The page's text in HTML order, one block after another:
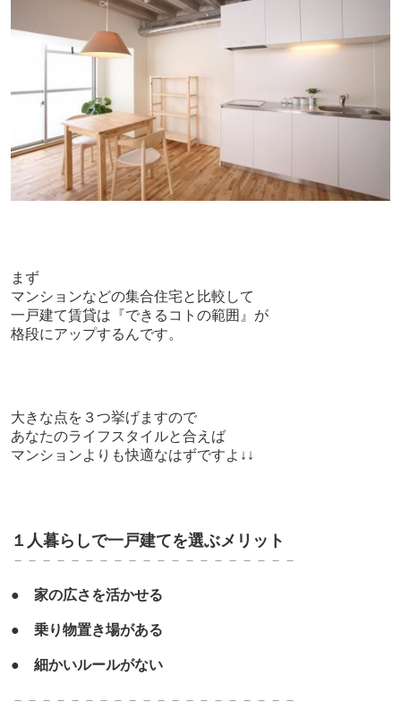
まず
マンションなどの集合住宅と比較して
一戸建て賃貸は『できるコトの範囲』が
格段にアップするんです。
大きな点を３つ挙げますので
あなたのライフスタイルと合えば
マンションよりも快適なはずですよ↓↓
１人暮らしで一戸建てを選ぶメリット
－－－－－－－－－－－－－－－－－－－－
● 家の広さを活かせる
● 乗り物置き場がある
● 細かいルールがない